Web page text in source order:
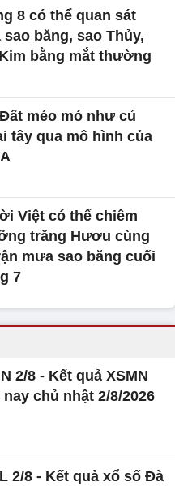
8 có thể quan sát
sao băng, sao Thủy,
bằng mắt thường
méo mó như củ
tây qua mô hình của
Việt có thể chiêm
trăng Hươu cùng
mưa sao băng cuối
7
2/8 - Kết quả XSMN
nay chủ nhật 2/8/2026
2/8 - Kết quả xổ số Đà